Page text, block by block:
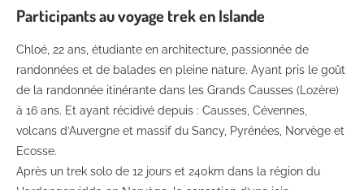
Participants au voyage trek en Islande
Chloé, 22 ans, étudiante en architecture, passionnée de
randonnées et de balades en pleine nature. Ayant pris le goût
de la randonnée itinérante dans les Grands Causses (Lozère)
à 16 ans. Et ayant récidivé depuis : Causses, Cévennes,
volcans d’Auvergne et massif du Sancy, Pyrénées, Norvège et
Ecosse.
Après un trek solo de 12 jours et 240km dans la région du